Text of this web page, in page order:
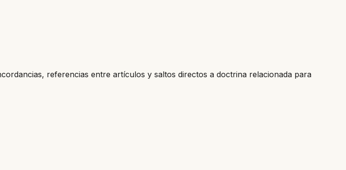
referencias entre artículos y saltos directos a doctrina relacionada para